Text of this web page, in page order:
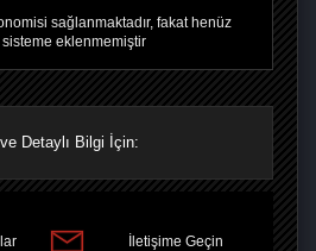
sağlanmaktadır, fakat henüz
eklenmemiştir
Detaylı Bilgi İçin:
İletişime Geçin